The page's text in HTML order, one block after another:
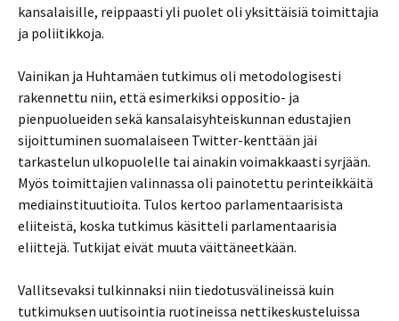
kansalaisille, reippaasti yli puolet oli yksittäisiä toimittajia
ja poliitikkoja.
Vainikan ja Huhtamäen tutkimus oli metodologisesti
rakennettu niin, että esimerkiksi oppositio- ja
pienpuolueiden sekä kansalaisyhteiskunnan edustajien
sijoittuminen suomalaiseen Twitter-kenttään jäi
tarkastelun ulkopuolelle tai ainakin voimakkaasti syrjään.
Myös toimittajien valinnassa oli painotettu perinteikkäitä
mediainstituutioita. Tulos kertoo parlamentaarisista
eliiteistä, koska tutkimus käsitteli parlamentaarisia
eliittejä. Tutkijat eivät muuta väittäneetkään.
Vallitsevaksi tulkinnaksi niin tiedotusvälineissä kuin
tutkimuksen uutisointia ruotineissa nettikeskusteluissa